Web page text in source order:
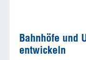
Bahnhöfe und
entwickeln